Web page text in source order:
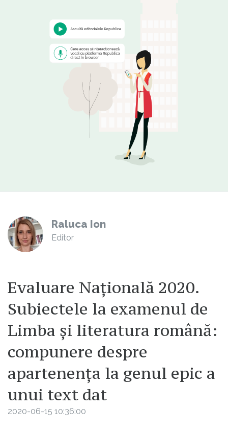
Raluca Ion
Editor
Evaluare Națională 2020.
Subiectele la examenul de
Limba și literatura română:
compunere despre
apartenența la genul epic a
unui text dat
2020-06-15 10:36:00